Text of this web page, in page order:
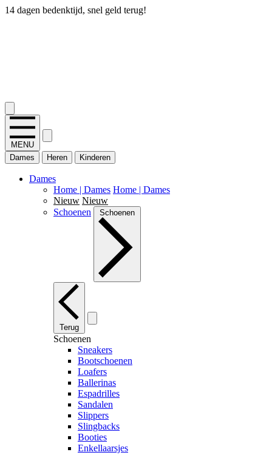
14 dagen bedenktijd, snel geld terug!
MENU
Dames
Heren Kinderen
Dames
Home | Dames Home | Dames
Nieuw Nieuw
Schoenen
Schoenen
Terug
Schoenen
Sneakers
Bootschoenen
Loafers
Ballerinas
Espadrilles
Sandalen
Slippers
Slingbacks
Booties
Enkellaarsjes